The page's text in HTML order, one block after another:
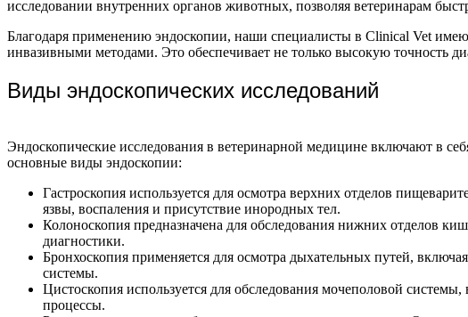
исследовании внутренних органов животных, позволяя ветеринарам
Благодаря применению эндоскопии, наши специалисты в Clinical Vet
инвазивными методами. Это обеспечивает не только высокую точность
Виды эндоскопических исследований
Эндоскопические исследования в ветеринарной медицине включают в
основные виды эндоскопии:
Гастроскопия используется для осмотра верхних отделов
язвы, воспаления и присутствие инородных тел.
Колоноскопия предназначена для обследования нижних отделов
диагностики.
Бронхоскопия применяется для осмотра дыхательных путей,
системы.
Цистоскопия используется для обследования мочеполовой
процессы.